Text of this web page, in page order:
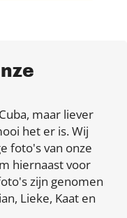
maar liever
het er is. Wij
foto's van onze
hiernaast voor
zijn genomen
Lieke, Kaat en